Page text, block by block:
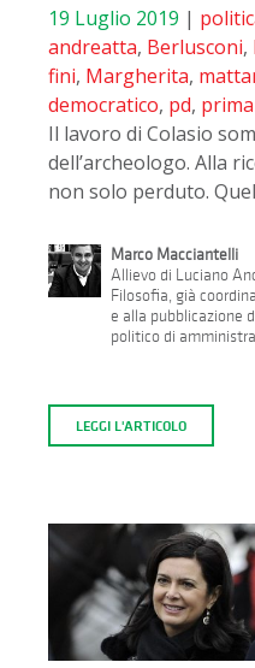
19 Luglio 2019 |
andreatta, Berlusconi,
fini, Margherita,
democratico, pd,
Il lavoro di Colasio
dell’archeologo. Alla
non solo perduto.
Marco Macciantelli
Allievo di Luciano
Filosofia, già
e alla pubblicazione
politico di
LEGGI L'ARTICOLO